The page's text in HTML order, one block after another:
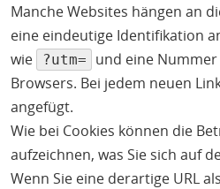
Manche Websites hängen an
eine eindeutige Identifikation
wie
?utm=
und eine
Browsers. Bei jedem neuen
angefügt.
Wie bei Cookies können die
aufzeichnen, was Sie sich auf
Wenn Sie eine derartige URL